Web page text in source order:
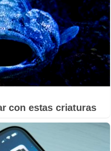
con estas criaturas